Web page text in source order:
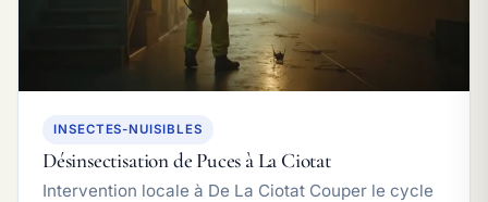
INSECTES-NUISIBLES
Désinsectisation de Puces à La Ciotat
Intervention locale à De La Ciotat Couper le cycle